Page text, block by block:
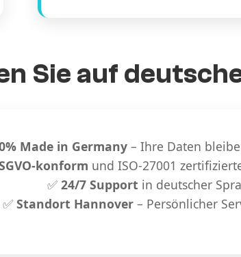
Sie auf
Made in Germany – Ihre Daten
konform und ISO-27001
✅ 24/7 Support in deutscher
✅ Standort Hannover – Persönlicher